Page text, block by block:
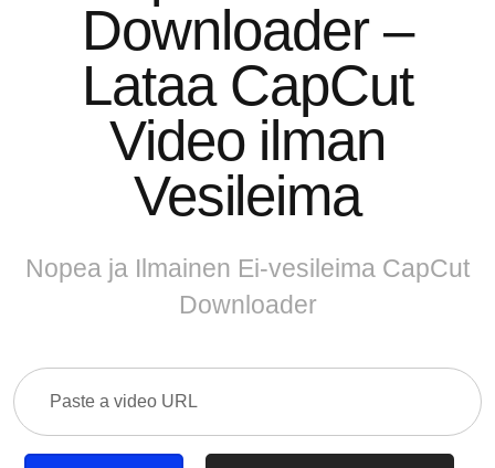
Downloader –
Lataa CapCut
Video ilman
Vesileima
Nopea ja Ilmainen Ei-vesileima CapCut
Downloader